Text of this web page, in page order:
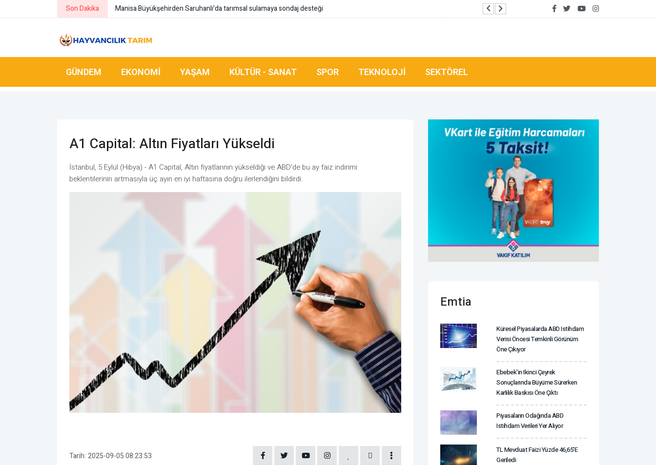
Son Dakika Manisa Büyükşehirden Saruhanlı’da tarımsal sulamaya sondaj desteği Kırcaali’de 350 bin avroyu aşan AB
GÜNDEM EKONOMI YAŞAM KÜLTÜR - SANAT SPOR TEKNOLOJI SEKTÖREL
A1 Capital: Altın Fiyatları Yükseldi
İstanbul, 5 Eylül (Hibya) - A1 Capital, Altın fiyatlarının yükseldiği ve ABD'de bu ay faiz indirimi
beklentilerinin artmasıyla üç ayın en iyi haftasına doğru ilerlendiğini bildirdi.
Tarih: 2025-09-05 08:23:53
Emtia
Küresel Piyasalarda ABD Istihdam
Verisi Öncesi Temkinli Görünüm
Öne Çıkıyor
Ebebek'in Ikinci Çeyrek
Sonuçlarında Büyüme Sürerken
Karlılık Baskısı Öne Çıktı
Piyasaların Odağında ABD
Istihdam Verileri Yer Alıyor
TL Mevduat Faizi Yüzde 46,65'e
Geriledi